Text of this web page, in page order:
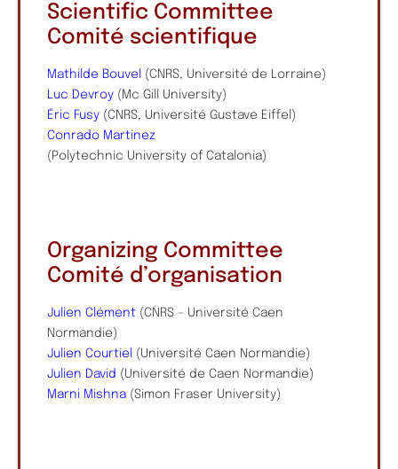
Scientific Committee
Comité scientifique
Mathilde Bouvel
(CNRS, Université de Lorraine)
Luc Devroy (Mc Gill University)
Éric Fusy (CNRS, Université Gustave Eiffel)
Conrado Martinez
(Polytechnic University of Catalonia)
Organizing Committee
Comité d’organisation
Julien Clément (CNRS – Université Caen
Normandie)
Julien Courtiel
(Université Caen Normandie)
Julien David (Université de Caen Normandie)
Marni Mishna (Simon Fraser University)